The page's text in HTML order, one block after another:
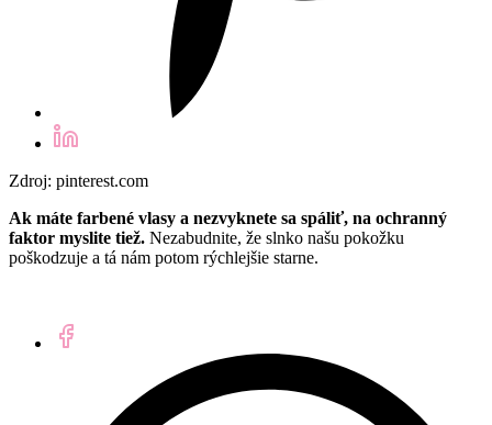
Zdroj: pinterest.com
Ak máte farbené vlasy a nezvyknete sa spáliť, na ochranný
faktor myslite tiež. Nezabudnite, že slnko našu pokožku
poškodzuje a tá nám potom rýchlejšie starne.